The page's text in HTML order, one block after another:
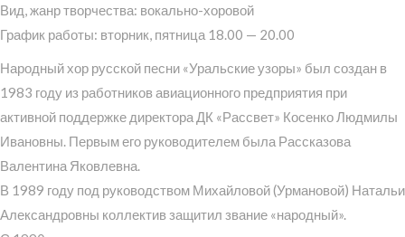
Вид, жанр творчества: вокально-хоровой
График работы: вторник, пятница 18.00 — 20.00
Народный хор русской песни «Уральские узоры» был создан в
1983 году из работников авиационного предприятия при
активной поддержке директора ДК «Рассвет» Косенко Людмилы
Ивановны. Первым его руководителем была Рассказова
Валентина Яковлевна.
В 1989 году под руководством Михайловой (Урмановой) Натальи
Александровны коллектив защитил звание «народный».